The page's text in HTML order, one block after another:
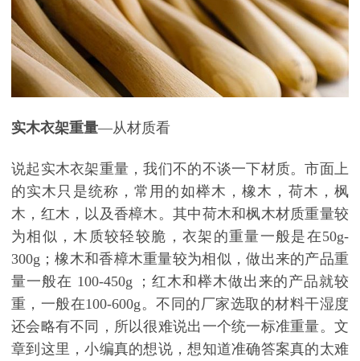
实木衣架重量—从材质看
说起实木衣架重量，我们不的不谈一下材质。市面上
的实木只是统称，常用的如榉木，橡木，荷木，枫
木，红木，以及香樟木。其中荷木和枫木材质重量较
为相似，木质较轻较脆，衣架的重量一般是在50g-
300g ；橡木和香樟木重量较为相似，做出来的产品重
量一般在 100-450g
；红木和榉木做出来的产品就较
重，一般在100-600g。不同的厂家选取的材料干湿度
还会略有不同，所以很难说出一个统一标准重量。文
章到这里，小编真的想说，想知道准确答案真的太难